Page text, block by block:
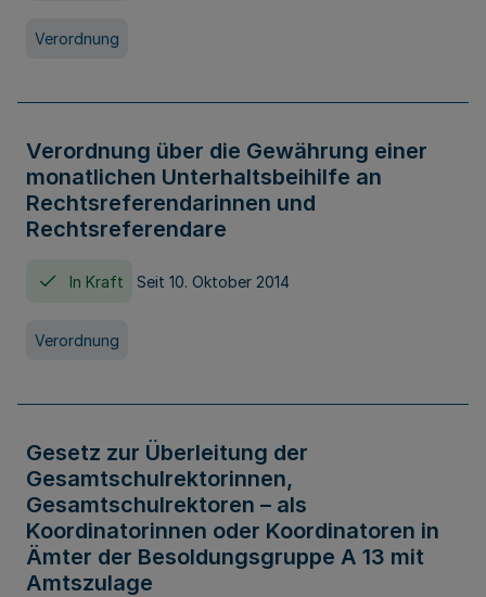
Verordnung
Verordnung über die Gewährung einer
monatlichen Unterhaltsbeihilfe an
Rechtsreferendarinnen und
Rechtsreferendare
In Kraft Seit 10. Oktober 2014
Verordnung
Gesetz zur Überleitung der
Gesamtschulrektorinnen,
Gesamtschulrektoren – als
Koordinatorinnen oder Koordinatoren in
Ämter der Besoldungsgruppe A 13 mit
Amtszulage